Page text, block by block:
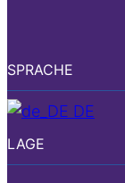
SPRACHE
DE
LAGE